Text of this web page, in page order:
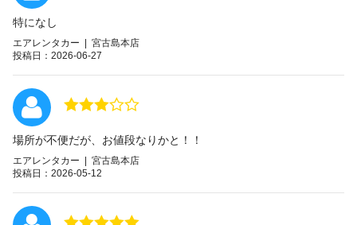
特になし
エアレンタカー | 宮古島本店
投稿日：2026-06-27
場所が不便だが、お値段なりかと！！
エアレンタカー | 宮古島本店
投稿日：2026-05-12